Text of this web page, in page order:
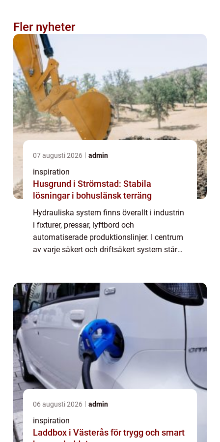
Fler nyheter
07 augusti 2026 admin
inspiration
Husgrund i Strömstad: Stabila
lösningar i bohuslänsk terräng
Hydrauliska system finns överallt i industrin
i fixturer, pressar, lyftbord och
automatiserade produktionslinjer. I centrum
av varje säkert och driftsäkert system står
06 augusti 2026 admin
inspiration
Laddbox i Västerås för trygg och smart